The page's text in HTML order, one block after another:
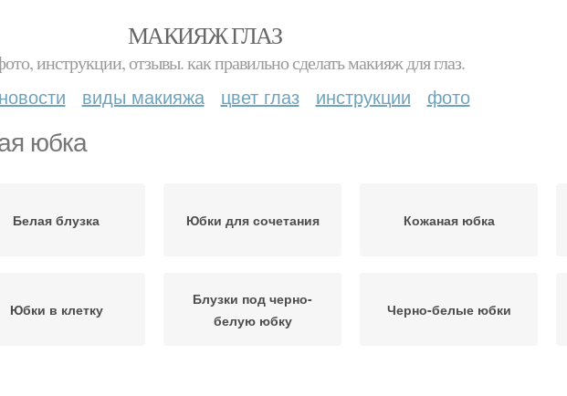
МАКИЯЖ ГЛАЗ
инструкции, отзывы. как правильно сделать макияж для глаз.
новости виды макияжа цвет глаз инструкции фото
юбка
Белая блузка Юбки для сочетания Кожаная юбка
Юбки в клетку
Блузки под черно-
белую юбку
Черно-белые юбки